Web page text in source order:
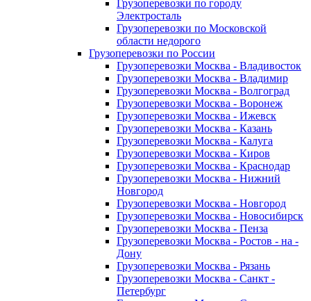
Грузоперевозки по городу
Электросталь
Грузоперевозки по Московской
области недорого
Грузоперевозки по России
Грузоперевозки Москва - Владивосток
Грузоперевозки Москва - Владимир
Грузоперевозки Москва - Волгоград
Грузоперевозки Москва - Воронеж
Грузоперевозки Москва - Ижевск
Грузоперевозки Москва - Казань
Грузоперевозки Москва - Калуга
Грузоперевозки Москва - Киров
Грузоперевозки Москва - Краснодар
Грузоперевозки Москва - Нижний
Новгород
Грузоперевозки Москва - Новгород
Грузоперевозки Москва - Новосибирск
Грузоперевозки Москва - Пенза
Грузоперевозки Москва - Ростов - на -
Дону
Грузоперевозки Москва - Рязань
Грузоперевозки Москва - Санкт -
Петербург